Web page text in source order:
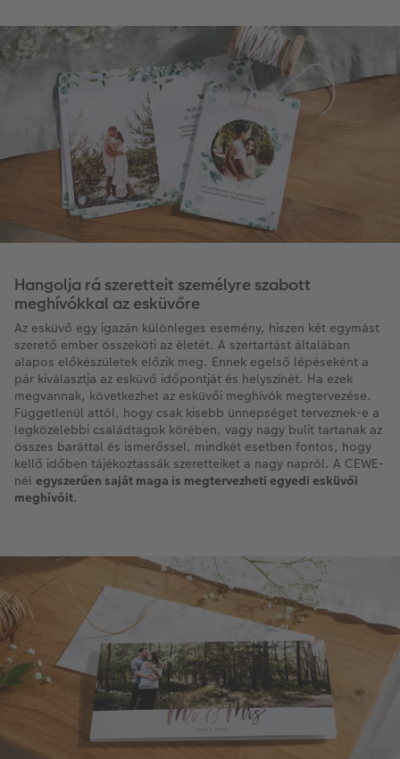
Hangolja rá szeretteit személyre szabott
meghívókkal az esküvőre
Az esküvő egy igazán különleges esemény, hiszen két egymást
szerető ember összeköti az életét. A szertartást általában
alapos előkészületek előzik meg. Ennek egelső lépéseként a
pár kiválasztja az esküvő időpontját és helyszínét. Ha ezek
megvannak, következhet az esküvői meghívók megtervezése.
Függetlenül attól, hogy csak kisebb ünnepséget terveznek-e a
legközelebbi családtagok körében, vagy nagy bulit tartanak az
összes baráttal és ismerőssel, mindkét esetben fontos, hogy
kellő időben tájékoztassák szeretteiket a nagy napról. A CEWE-
nél egyszerűen saját maga is megtervezheti egyedi esküvői
meghívóit.